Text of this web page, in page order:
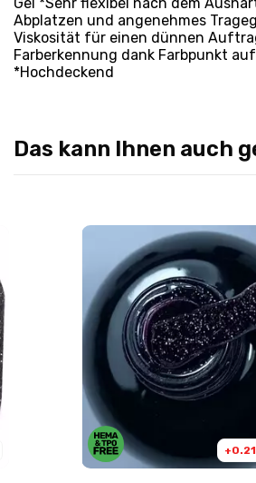
Abplatzen und angenehmes
Viskosität für einen dünnen
Farberkennung dank Farbpunkt
*Hochdeckend
Das kann Ihnen auch